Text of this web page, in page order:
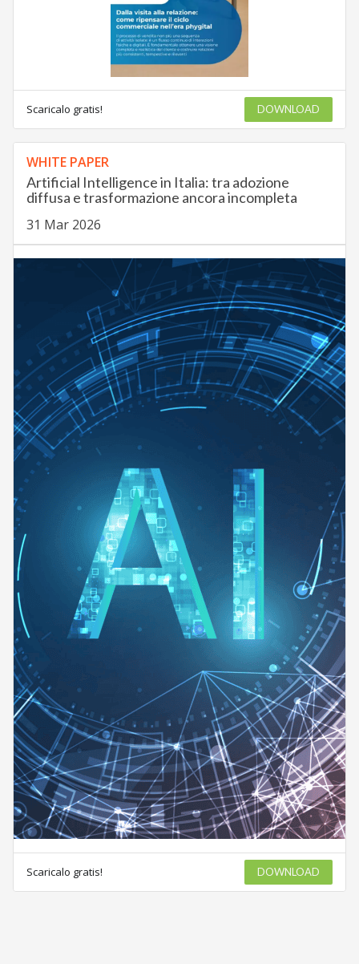
Scaricalo gratis! DOWNLOAD
WHITE PAPER
Artificial Intelligence in Italia: tra adozione
diffusa e trasformazione ancora incompleta
31 Mar 2026
Scaricalo gratis! DOWNLOAD